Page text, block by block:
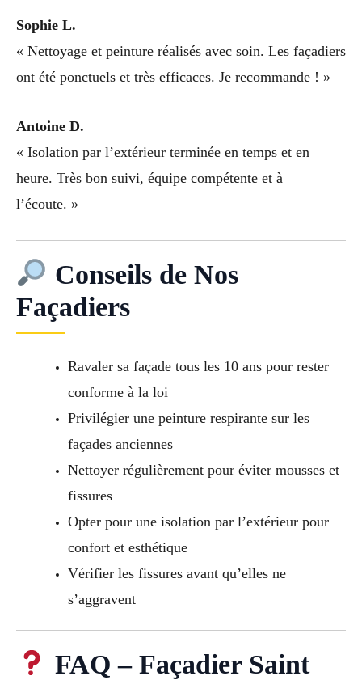
Sophie L.
« Nettoyage et peinture réalisés avec soin. Les façadiers
ont été ponctuels et très efficaces. Je recommande ! »
Antoine D.
« Isolation par l’extérieur terminée en temps et en
heure. Très bon suivi, équipe compétente et à
l’écoute. »
Conseils de Nos
Façadiers
Ravaler sa façade tous les 10 ans pour rester
conforme à la loi
Privilégier une peinture respirante sur les
façades anciennes
Nettoyer régulièrement pour éviter mousses et
fissures
Opter pour une isolation par l’extérieur pour
confort et esthétique
Vérifier les fissures avant qu’elles ne
s’aggravent
FAQ – Façadier Saint